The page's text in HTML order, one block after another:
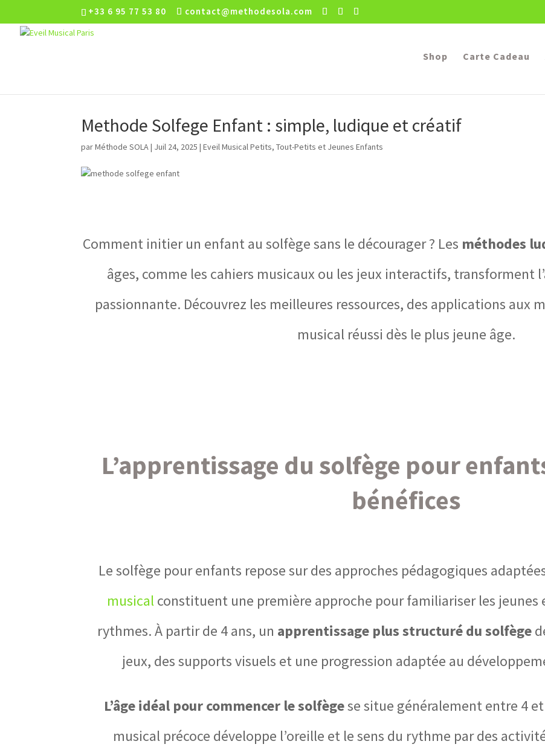
+33 6 95 77 53 80 contact@methodesola.com
Shop Carte Cadeau
Methode Solfege Enfant : simple, ludique et créatif
parMéthode SOLA| Juil 24, 2025 |Eveil Musical Petits, Tout-Petits et Jeunes Enfants
Comment initier un enfant au solfège sans le décourager ? Les méthodes
âges, comme les cahiers musicaux ou les jeux interactifs, transforment
passionnante. Découvrez les meilleures ressources, des applications aux
musical réussi dès le plus jeune âge.
L’apprentissage du solfège pour
bénéfices
Le solfège pour enfants repose sur des approches pédagogiques
musicalconstituent une première approche pour familiariser les jeunes
rythmes. À partir de 4 ans, un apprentissage plus structuré du solfège
jeux, des supports visuels et une progression adaptée au
L’âge idéal pour commencer le solfègese situe généralement entre 4 et
musical précoce développe l’oreille et le sens du rythme par des